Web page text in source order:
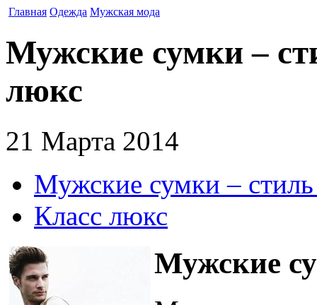
Главная Одежда Мужская мода
Мужские сумки –
люкс
21 Марта 2014
Мужские сумки –
Класс люкс
Мужские